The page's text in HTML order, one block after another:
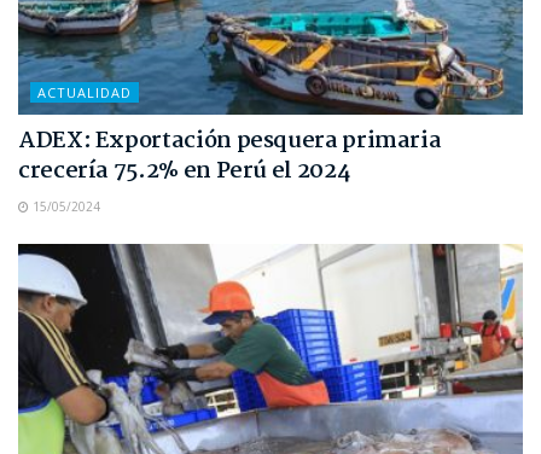
ACTUALIDAD
ADEX: Exportación pesquera primaria
crecería 75.2% en Perú el 2024
15/05/2024